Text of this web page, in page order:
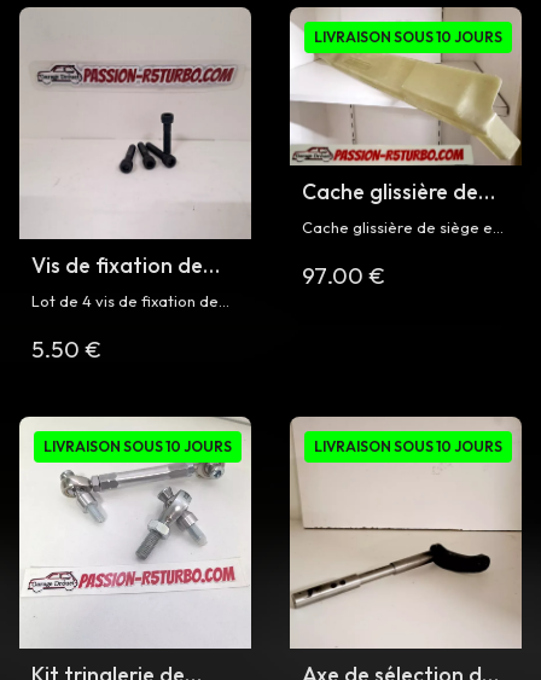
Vis de fixation de
siège pour R5 Turbo
Lot de 4 vis de fixation de
et Turbo 2
5.50 €
LIVRAISON SOUS 10 JOURS
Cache glissière de
siège pour R5 Turbo
Cache glissière de siège en
préciser) pour Renault 5
97.00 €
LIVRAISON SOUS 10 JOURS
Kit tringlerie de
LIVRAISON SOUS 10 JOURS
Axe de sélection de